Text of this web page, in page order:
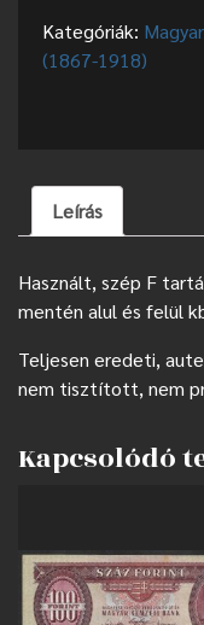
Kategóriák:
(1867-1918)
Leírás
Használt, szép F
mentén alul és felül
Teljesen eredeti,
nem tisztított, nem
Kapcsolódó